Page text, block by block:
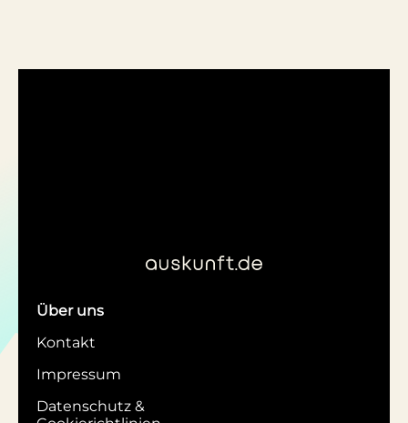
Über uns
Kontakt
Impressum
Datenschutz &